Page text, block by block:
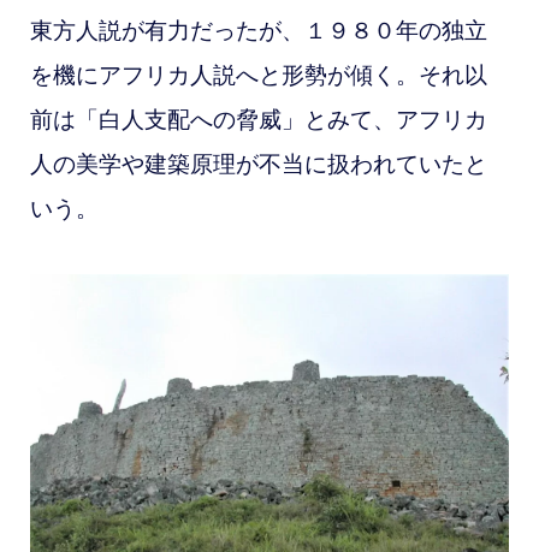
東方人説が有力だったが、１９８０年の独立
を機にアフリカ人説へと形勢が傾く。それ以
前は「白人支配への脅威」とみて、アフリカ
人の美学や建築原理が不当に扱われていたと
いう。